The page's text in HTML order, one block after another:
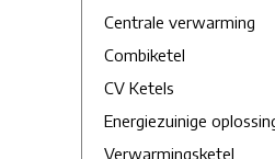
Centrale verwarming
Combiketel
CV Ketels
Energiezuinige
Verwarmingsketel